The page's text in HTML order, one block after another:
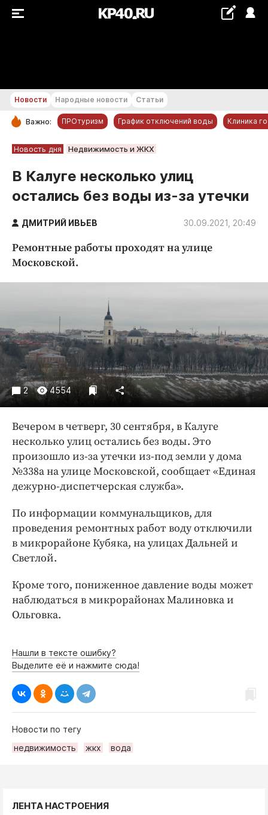
РУБРИКИ
Новости компаний
Статьи
Народные новости
Авто и транспорт
Благоустройство
Недвижимость и ЖКХ
Образование
Общество
Погода
Праздники
Происшествия
Экономика и бизнес
ПРОЕКТЫ
Блоги
Медиаперсона
Интересное чтиво
Клиника года
Работодатель года
Новости Народные новости Статьи
Важно: ПРОтуризм График отключений воды Клиника
Новость дня Недвижимость и ЖКХ
В Калуге несколько улиц
остались без воды из-за утечки
ДМИТРИЙ ИВЬЕВ 30.09.2021, 20:49
Ремонтные работы проходят на улице
Московской.
2 4554
Вечером в четверг, 30 сентября, в Калуге
несколько улиц остались без воды. Это
произошло из-за утечки из-под земли у дома
№338а на улице Московской, сообщает «Единая
дежурно-диспетчерская служба».
По информации коммунальщиков, для
проведения ремонтных работ воду отключили
в микрорайоне Кубяка, на улицах Дальней и
Светлой.
Кроме того, пониженное давление воды может
наблюдаться в микрорайонах Малиновка и
Ольговка.
Нашли в тексте ошибку?
Выделите её и нажмите сюда!
Новости по тегу
недвижимость
жкх вода
ЛЕНТА НАСТРОЕНИЯ